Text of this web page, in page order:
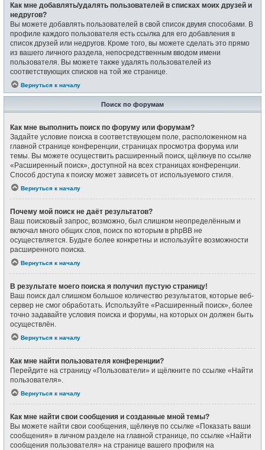
Как мне добавлять/удалять пользователей в списках моих друзей и
недругов?
Вы можете добавлять пользователей в свой список двумя способами. В
профиле каждого пользователя есть ссылка для его добавления в
список друзей или недругов. Кроме того, вы можете сделать это прямо
из вашего личного раздела, непосредственным вводом имени
пользователя. Вы можете также удалять пользователей из
соответствующих списков на той же странице.
Вернуться к началу
Поиск по форумам
Как мне выполнить поиск по форуму или форумам?
Задайте условие поиска в соответствующем поле, расположенном на
главной странице конференции, страницах просмотра форума или
темы. Вы можете осуществить расширенный поиск, щёлкнув по ссылке
«Расширенный поиск», доступной на всех страницах конференции.
Способ доступа к поиску может зависеть от используемого стиля.
Вернуться к началу
Почему мой поиск не даёт результатов?
Ваш поисковый запрос, возможно, был слишком неопределённым и
включал много общих слов, поиск по которым в phpBB не
осуществляется. Будьте более конкретны и используйте возможности
расширенного поиска.
Вернуться к началу
В результате моего поиска я получил пустую страницу!
Ваш поиск дал слишком большое количество результатов, которые веб-
сервер не смог обработать. Используйте «Расширенный поиск», более
точно задавайте условия поиска и форумы, на которых он должен быть
осуществлён.
Вернуться к началу
Как мне найти пользователя конференции?
Перейдите на страницу «Пользователи» и щёлкните по ссылке «Найти
пользователя».
Вернуться к началу
Как мне найти свои сообщения и созданные мной темы?
Вы можете найти свои сообщения, щёлкнув по ссылке «Показать ваши
сообщения» в личном разделе на главной странице, по ссылке «Найти
сообщения пользователя» на странице вашего профиля на